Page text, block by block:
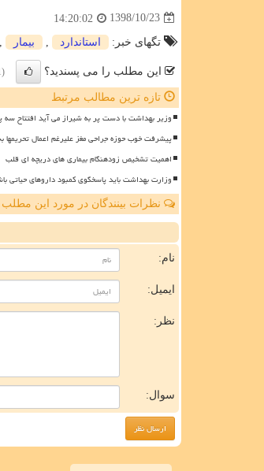
1398/10/23
14:20:02
تگهای خبر: استاندارد بیمار
این مطلب را می پسندید؟ (1)
تازه ترین مطالب مرتبط
وزیر بهداشت با دست پر به شیراز می آید افتتاح سه
پیشرفت خوب حوزه جراحی مغز علیرغم اعمال تحریمها
اهمیت تشخیص زودهنگام بیماری های دریچه ای قلب
وزارت بهداشت باید پاسخگوی کمبود داروهای حیاتی
نظرات بینندگان در مورد این مطلب
نام:
ایمیل:
نظر:
سوال: